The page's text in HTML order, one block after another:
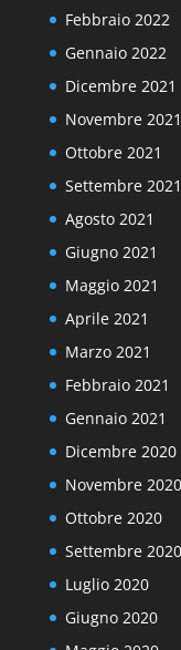
Febbraio 2022
Gennaio 2022
Dicembre 2021
Novembre 2021
Ottobre 2021
Settembre 2021
Agosto 2021
Giugno 2021
Maggio 2021
Aprile 2021
Marzo 2021
Febbraio 2021
Gennaio 2021
Dicembre 2020
Novembre 2020
Ottobre 2020
Settembre 2020
Luglio 2020
Giugno 2020